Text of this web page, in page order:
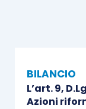
BILANCIO
L’art. 9,
Azioni